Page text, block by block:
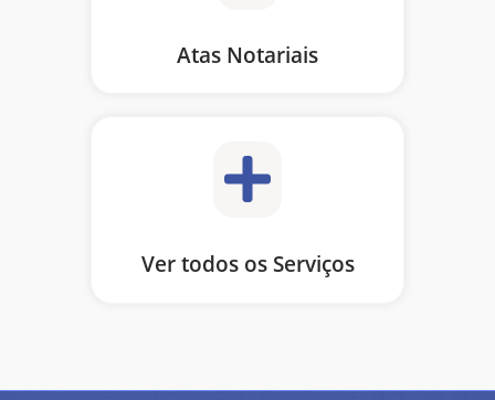
Atas Notariais
Ver todos os Serviços